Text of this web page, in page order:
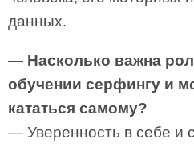
данных.
— Насколько важна
обучении серфингу и
кататься самому?
— Уверенность в себе и